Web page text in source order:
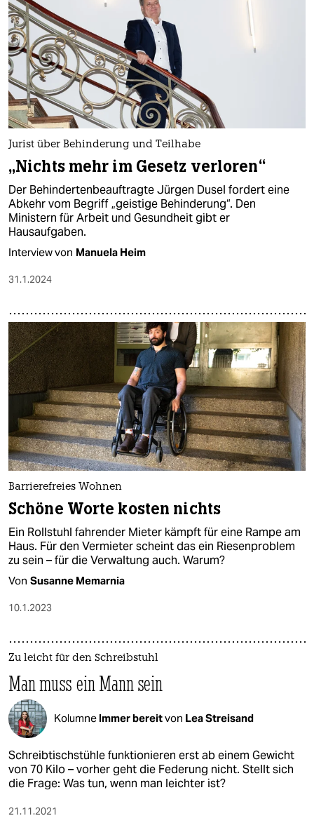
Jurist über Behinderung und Teilhabe
„Nichts mehr im Gesetz verloren“
Der Behindertenbeauftragte Jürgen Dusel fordert eine
Abkehr vom Begriff „geistige Behinderung“. Den
Ministern für Arbeit und Gesundheit gibt er
Hausaufgaben.
Interview von Manuela Heim
31.1.2024
Barrierefreies Wohnen
Schöne Worte kosten nichts
Ein Rollstuhl fahrender Mieter kämpft für eine Rampe am
Haus. Für den Vermieter scheint das ein Riesenproblem
zu sein – für die Verwaltung auch. Warum?
Von Susanne Memarnia
10.1.2023
Zu leicht für den Schreibstuhl
Man muss ein Mann sein
Kolumne Immer bereitvon Lea Streisand
Schreibtischstühle funktionieren erst ab einem Gewicht
von 70 Kilo – vorher geht die Federung nicht. Stellt sich
die Frage: Was tun, wenn man leichter ist?
21.11.2021